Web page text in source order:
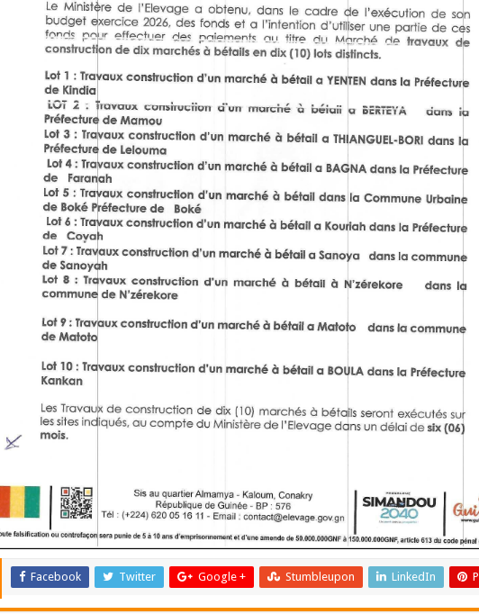
Facebook Twitter Google + Stumbleupon LinkedIn